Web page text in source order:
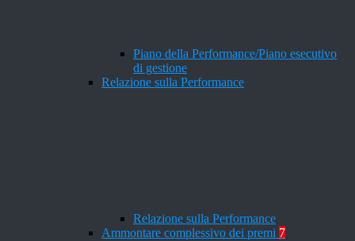
Piano della Performance/Piano esecutivo
di gestione
Relazione sulla Performance
Relazione sulla Performance
Ammontare complessivo dei premi 7